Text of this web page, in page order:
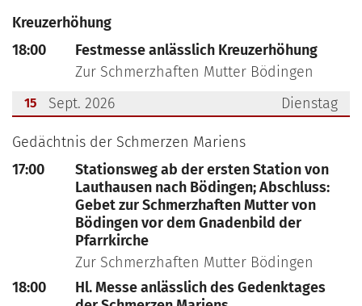
???msg.page.sr.date??? 14. September 2026
Kreuzerhöhung
18:00
Festmesse anlässlich Kreuzerhöhung
Zur Schmerzhaften Mutter Bödingen
Dienstag
15
Sept. 2026
???msg.page.sr.date??? 15. September 2026
Gedächtnis der Schmerzen Mariens
17:00
Stationsweg ab der ersten Station von
Lauthausen nach Bödingen; Abschluss:
Gebet zur Schmerzhaften Mutter von
Bödingen vor dem Gnadenbild der
Pfarrkirche
Zur Schmerzhaften Mutter Bödingen
18:00
Hl. Messe anlässlich des Gedenktages